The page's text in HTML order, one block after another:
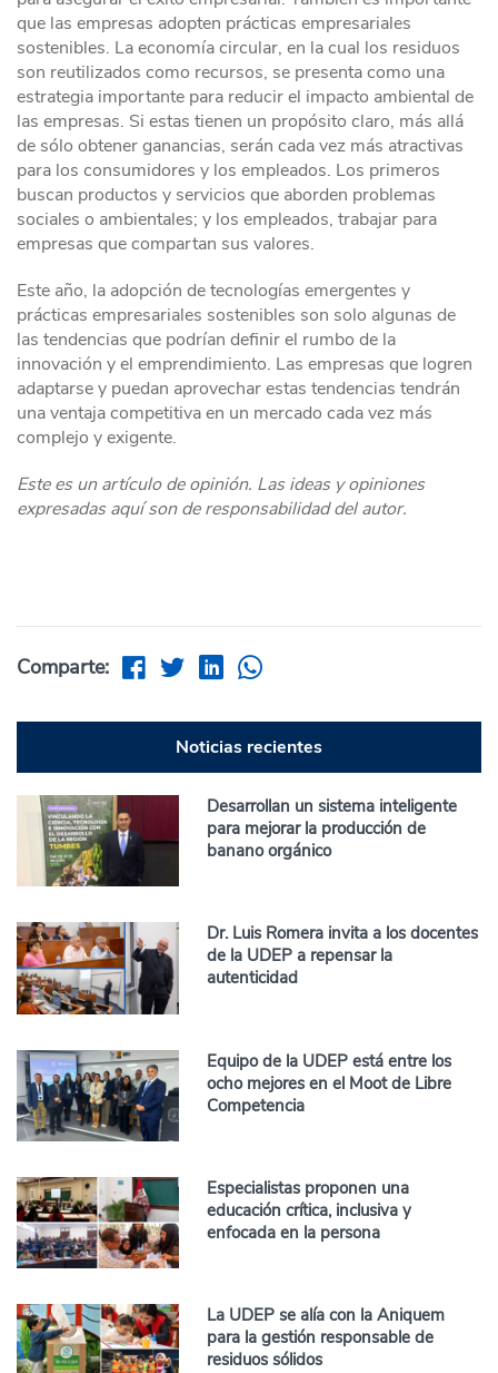
que las empresas adopten prácticas empresariales
sostenibles. La economía circular, en la cual los residuos
son reutilizados como recursos, se presenta como una
estrategia importante para reducir el impacto ambiental de
las empresas. Si estas tienen un propósito claro, más allá
de sólo obtener ganancias, serán cada vez más atractivas
para los consumidores y los empleados. Los primeros
buscan productos y servicios que aborden problemas
sociales o ambientales; y los empleados, trabajar para
empresas que compartan sus valores.
Este año, la adopción de tecnologías emergentes y
prácticas empresariales sostenibles son solo algunas de
las tendencias que podrían definir el rumbo de la
innovación y el emprendimiento. Las empresas que logren
adaptarse y puedan aprovechar estas tendencias tendrán
una ventaja competitiva en un mercado cada vez más
complejo y exigente.
Este es un artículo de opinión. Las ideas y opiniones
expresadas aquí son de responsabilidad del autor.
Comparte:
Noticias recientes
Desarrollan un sistema inteligente
para mejorar la producción de
banano orgánico
Dr. Luis Romera invita a los docentes
de la UDEP a repensar la
autenticidad
Equipo de la UDEP está entre los
ocho mejores en el Moot de Libre
Competencia
Especialistas proponen una
educación crítica, inclusiva y
enfocada en la persona
La UDEP se alía con la Aniquem
para la gestión responsable de
residuos sólidos